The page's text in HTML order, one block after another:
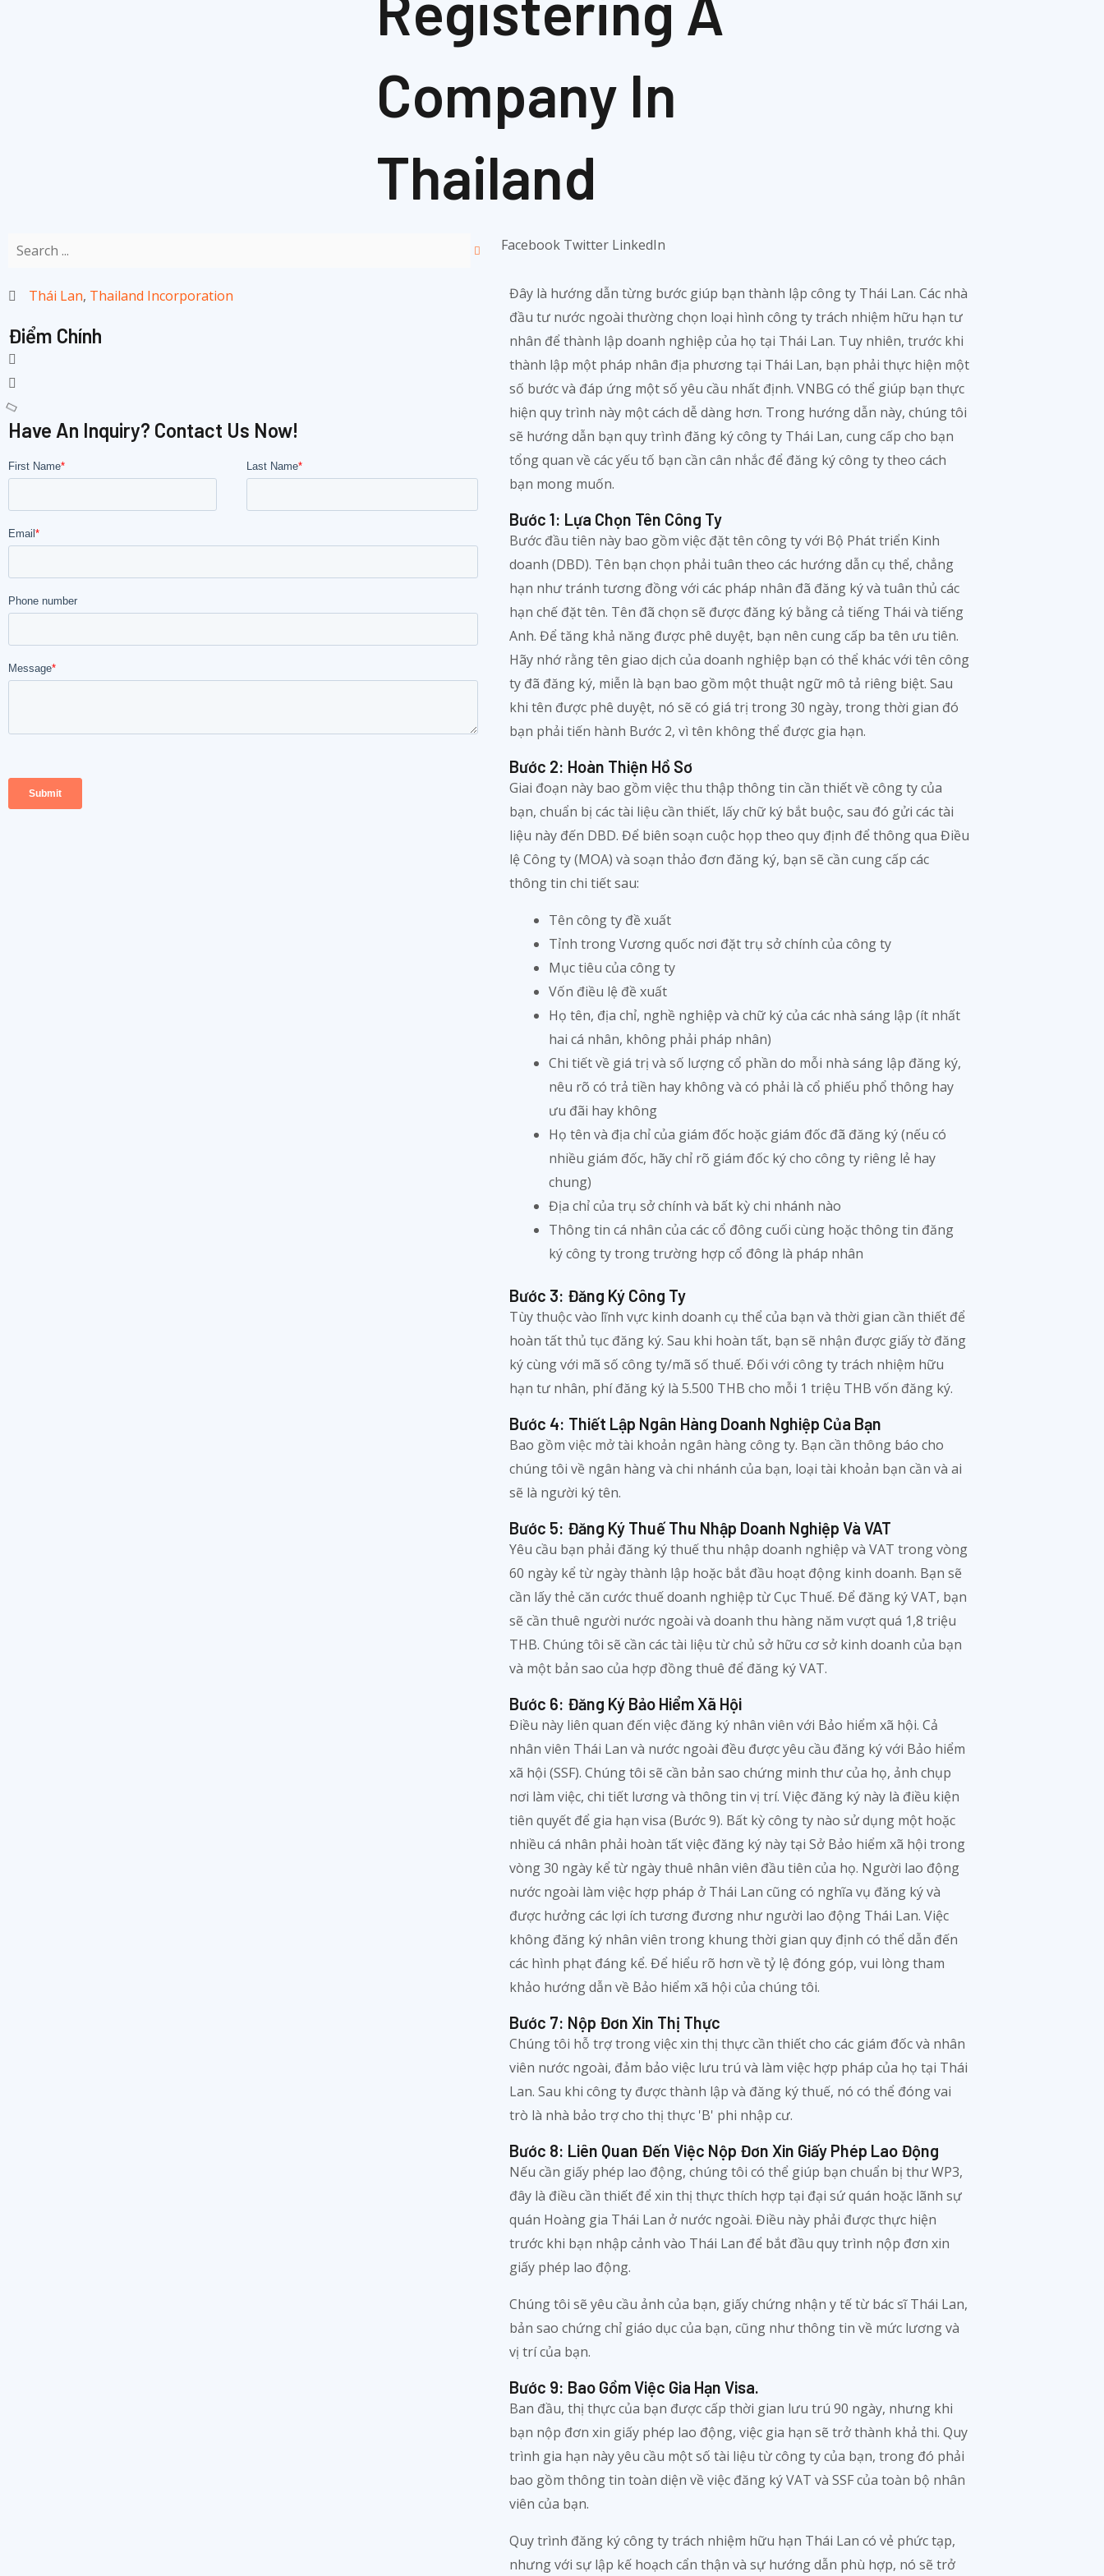
Company In
Thailand
Thái Lan, Thailand Incorporation
Điểm Chính
Have An Inquiry? Contact Us Now!
Facebook Twitter LinkedIn
Đây là hướng dẫn từng bước giúp bạn thành lập công ty Thái Lan. Các nhà
đầu tư nước ngoài thường chọn loại hình công ty trách nhiệm hữu hạn tư
nhân để thành lập doanh nghiệp của họ tại Thái Lan. Tuy nhiên, trước khi
thành lập một pháp nhân địa phương tại Thái Lan, bạn phải thực hiện một
số bước và đáp ứng một số yêu cầu nhất định. VNBG có thể giúp bạn thực
hiện quy trình này một cách dễ dàng hơn. Trong hướng dẫn này, chúng tôi
sẽ hướng dẫn bạn quy trình đăng ký công ty Thái Lan, cung cấp cho bạn
tổng quan về các yếu tố bạn cần cân nhắc để đăng ký công ty theo cách
bạn mong muốn.
Bước 1: Lựa Chọn Tên Công Ty
Bước đầu tiên này bao gồm việc đặt tên công ty với Bộ Phát triển Kinh
doanh (DBD). Tên bạn chọn phải tuân theo các hướng dẫn cụ thể, chẳng
hạn như tránh tương đồng với các pháp nhân đã đăng ký và tuân thủ các
hạn chế đặt tên. Tên đã chọn sẽ được đăng ký bằng cả tiếng Thái và tiếng
Anh. Để tăng khả năng được phê duyệt, bạn nên cung cấp ba tên ưu tiên.
Hãy nhớ rằng tên giao dịch của doanh nghiệp bạn có thể khác với tên công
ty đã đăng ký, miễn là bạn bao gồm một thuật ngữ mô tả riêng biệt. Sau
khi tên được phê duyệt, nó sẽ có giá trị trong 30 ngày, trong thời gian đó
bạn phải tiến hành Bước 2, vì tên không thể được gia hạn.
Bước 2: Hoàn Thiện Hồ Sơ
Giai đoạn này bao gồm việc thu thập thông tin cần thiết về công ty của
bạn, chuẩn bị các tài liệu cần thiết, lấy chữ ký bắt buộc, sau đó gửi các tài
liệu này đến DBD. Để biên soạn cuộc họp theo quy định để thông qua Điều
lệ Công ty (MOA) và soạn thảo đơn đăng ký, bạn sẽ cần cung cấp các
thông tin chi tiết sau:
Tên công ty đề xuất
Tỉnh trong Vương quốc nơi đặt trụ sở chính của công ty
Mục tiêu của công ty
Vốn điều lệ đề xuất
Họ tên, địa chỉ, nghề nghiệp và chữ ký của các nhà sáng lập (ít nhất
hai cá nhân, không phải pháp nhân)
Chi tiết về giá trị và số lượng cổ phần do mỗi nhà sáng lập đăng ký,
nêu rõ có trả tiền hay không và có phải là cổ phiếu phổ thông hay
ưu đãi hay không
Họ tên và địa chỉ của giám đốc hoặc giám đốc đã đăng ký (nếu có
nhiều giám đốc, hãy chỉ rõ giám đốc ký cho công ty riêng lẻ hay
chung)
Địa chỉ của trụ sở chính và bất kỳ chi nhánh nào
Thông tin cá nhân của các cổ đông cuối cùng hoặc thông tin đăng
ký công ty trong trường hợp cổ đông là pháp nhân
Bước 3: Đăng Ký Công Ty
Tùy thuộc vào lĩnh vực kinh doanh cụ thể của bạn và thời gian cần thiết để
hoàn tất thủ tục đăng ký. Sau khi hoàn tất, bạn sẽ nhận được giấy tờ đăng
ký cùng với mã số công ty/mã số thuế. Đối với công ty trách nhiệm hữu
hạn tư nhân, phí đăng ký là 5.500 THB cho mỗi 1 triệu THB vốn đăng ký.
Bước 4: Thiết Lập Ngân Hàng Doanh Nghiệp Của Bạn
Bao gồm việc mở tài khoản ngân hàng công ty. Bạn cần thông báo cho
chúng tôi về ngân hàng và chi nhánh của bạn, loại tài khoản bạn cần và ai
sẽ là người ký tên.
Bước 5: Đăng Ký Thuế Thu Nhập Doanh Nghiệp Và VAT
Yêu cầu bạn phải đăng ký thuế thu nhập doanh nghiệp và VAT trong vòng
60 ngày kể từ ngày thành lập hoặc bắt đầu hoạt động kinh doanh. Bạn sẽ
cần lấy thẻ căn cước thuế doanh nghiệp từ Cục Thuế. Để đăng ký VAT, bạn
sẽ cần thuê người nước ngoài và doanh thu hàng năm vượt quá 1,8 triệu
THB. Chúng tôi sẽ cần các tài liệu từ chủ sở hữu cơ sở kinh doanh của bạn
và một bản sao của hợp đồng thuê để đăng ký VAT.
Bước 6: Đăng Ký Bảo Hiểm Xã Hội
Điều này liên quan đến việc đăng ký nhân viên với Bảo hiểm xã hội. Cả
nhân viên Thái Lan và nước ngoài đều được yêu cầu đăng ký với Bảo hiểm
xã hội (SSF). Chúng tôi sẽ cần bản sao chứng minh thư của họ, ảnh chụp
nơi làm việc, chi tiết lương và thông tin vị trí. Việc đăng ký này là điều kiện
tiên quyết để gia hạn visa (Bước 9). Bất kỳ công ty nào sử dụng một hoặc
nhiều cá nhân phải hoàn tất việc đăng ký này tại Sở Bảo hiểm xã hội trong
vòng 30 ngày kể từ ngày thuê nhân viên đầu tiên của họ. Người lao động
nước ngoài làm việc hợp pháp ở Thái Lan cũng có nghĩa vụ đăng ký và
được hưởng các lợi ích tương đương như người lao động Thái Lan. Việc
không đăng ký nhân viên trong khung thời gian quy định có thể dẫn đến
các hình phạt đáng kể. Để hiểu rõ hơn về tỷ lệ đóng góp, vui lòng tham
khảo hướng dẫn về Bảo hiểm xã hội của chúng tôi.
Bước 7: Nộp Đơn Xin Thị Thực
Chúng tôi hỗ trợ trong việc xin thị thực cần thiết cho các giám đốc và nhân
viên nước ngoài, đảm bảo việc lưu trú và làm việc hợp pháp của họ tại Thái
Lan. Sau khi công ty được thành lập và đăng ký thuế, nó có thể đóng vai
trò là nhà bảo trợ cho thị thực 'B' phi nhập cư.
Bước 8: Liên Quan Đến Việc Nộp Đơn Xin Giấy Phép Lao Động
Nếu cần giấy phép lao động, chúng tôi có thể giúp bạn chuẩn bị thư WP3,
đây là điều cần thiết để xin thị thực thích hợp tại đại sứ quán hoặc lãnh sự
quán Hoàng gia Thái Lan ở nước ngoài. Điều này phải được thực hiện
trước khi bạn nhập cảnh vào Thái Lan để bắt đầu quy trình nộp đơn xin
giấy phép lao động.
Chúng tôi sẽ yêu cầu ảnh của bạn, giấy chứng nhận y tế từ bác sĩ Thái Lan,
bản sao chứng chỉ giáo dục của bạn, cũng như thông tin về mức lương và
vị trí của bạn.
Bước 9: Bao Gồm Việc Gia Hạn Visa.
Ban đầu, thị thực của bạn được cấp thời gian lưu trú 90 ngày, nhưng khi
bạn nộp đơn xin giấy phép lao động, việc gia hạn sẽ trở thành khả thi. Quy
trình gia hạn này yêu cầu một số tài liệu từ công ty của bạn, trong đó phải
bao gồm thông tin toàn diện về việc đăng ký VAT và SSF của toàn bộ nhân
viên của bạn.
Quy trình đăng ký công ty trách nhiệm hữu hạn Thái Lan có vẻ phức tạp,
nhưng với sự lập kế hoạch cẩn thận và sự hướng dẫn phù hợp, nó sẽ trở